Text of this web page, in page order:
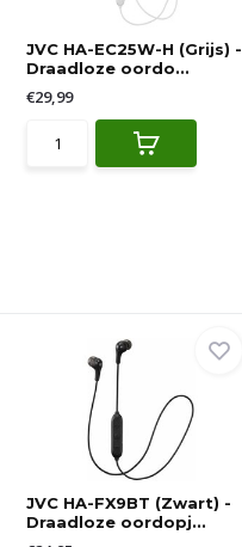
JVC HA-EC25W-H (Grijs) -
Draadloze oordo...
€29,99
JVC HA-FX9BT (Zwart) -
Draadloze oordopj...